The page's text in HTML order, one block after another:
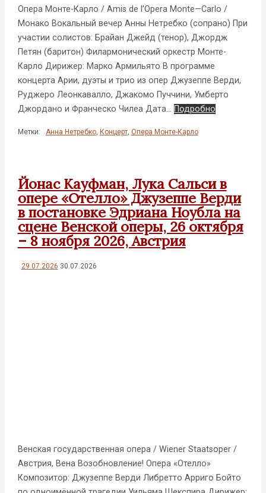
Опера Монте-Карло / Amis de l’Opera Monte—Carlo /
Монако Вокальный вечер Анны Нетребко (сопрано) При
участии солистов: Брайан Джейд (тенор), Джордж
Петян (баритон) Филармонический оркестр Монте-
Карло Дирижер: Марко Армильято В программе
концерта Арии, дуэты и трио из опер Джузеппе Верди,
Руджеро Леонкавалло, Джакомо Пуччини, Умберто
Джордано и Франческо Чилеа Дата… Подробно
Метки: Анна Нетребко, Концерт, Опера Монте-Карло
Йонас Кауфман, Лука Сальси в
опере «Отелло» Джузеппе Верди
в постановке Эдриана Ноубла на
сцене Венской оперы, 26 октября
– 8 ноября 2026, Австрия
29.07.2026 30.07.2026
Венская государственная опера / Wiener Staatsoper /
Австрия, Вена Возобновление! Опера «Отелло»
Композитор: Джузеппе Верди Либретто Арриго Бойто